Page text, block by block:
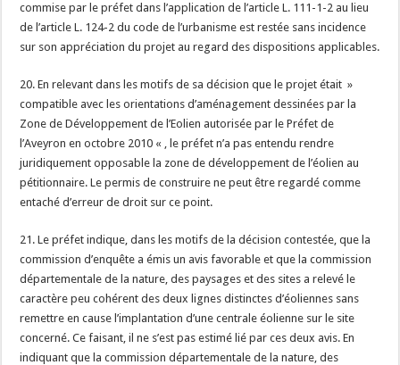
commise par le préfet dans l’application de l’article L. 111-1-2 au lieu
de l’article L. 124-2 du code de l’urbanisme est restée sans incidence
sur son appréciation du projet au regard des dispositions applicables.
20. En relevant dans les motifs de sa décision que le projet était »
compatible avec les orientations d’aménagement dessinées par la
Zone de Développement de l’Eolien autorisée par le Préfet de
l’Aveyron en octobre 2010 « , le préfet n’a pas entendu rendre
juridiquement opposable la zone de développement de l’éolien au
pétitionnaire. Le permis de construire ne peut être regardé comme
entaché d’erreur de droit sur ce point.
21. Le préfet indique, dans les motifs de la décision contestée, que la
commission d’enquête a émis un avis favorable et que la commission
départementale de la nature, des paysages et des sites a relevé le
caractère peu cohérent des deux lignes distinctes d’éoliennes sans
remettre en cause l’implantation d’une centrale éolienne sur le site
concerné. Ce faisant, il ne s’est pas estimé lié par ces deux avis. En
indiquant que la commission départementale de la nature, des